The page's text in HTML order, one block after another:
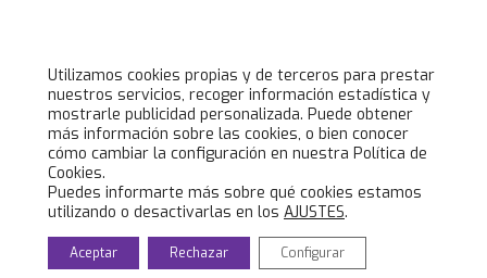
Alta online
Lo último en COIIAR
Noticias
Jornadas técnicas
Formación Ingenieros Industriales
Eventos culturales
Utilizamos cookies propias y de terceros para prestar
nuestros servicios, recoger información estadística y
mostrarle publicidad personalizada. Puede obtener
más información sobre las cookies, o bien conocer
cómo cambiar la configuración en nuestra Política de
Cookies.
Puedes informarte más sobre qué cookies estamos
utilizando o desactivarlas en los AJUSTES.
Aceptar Rechazar Configurar